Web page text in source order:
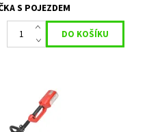
S POJEZDEM
- 32 cm. Hmotnost 3,8 kg.
a nabíječka nejsou součástí
2024